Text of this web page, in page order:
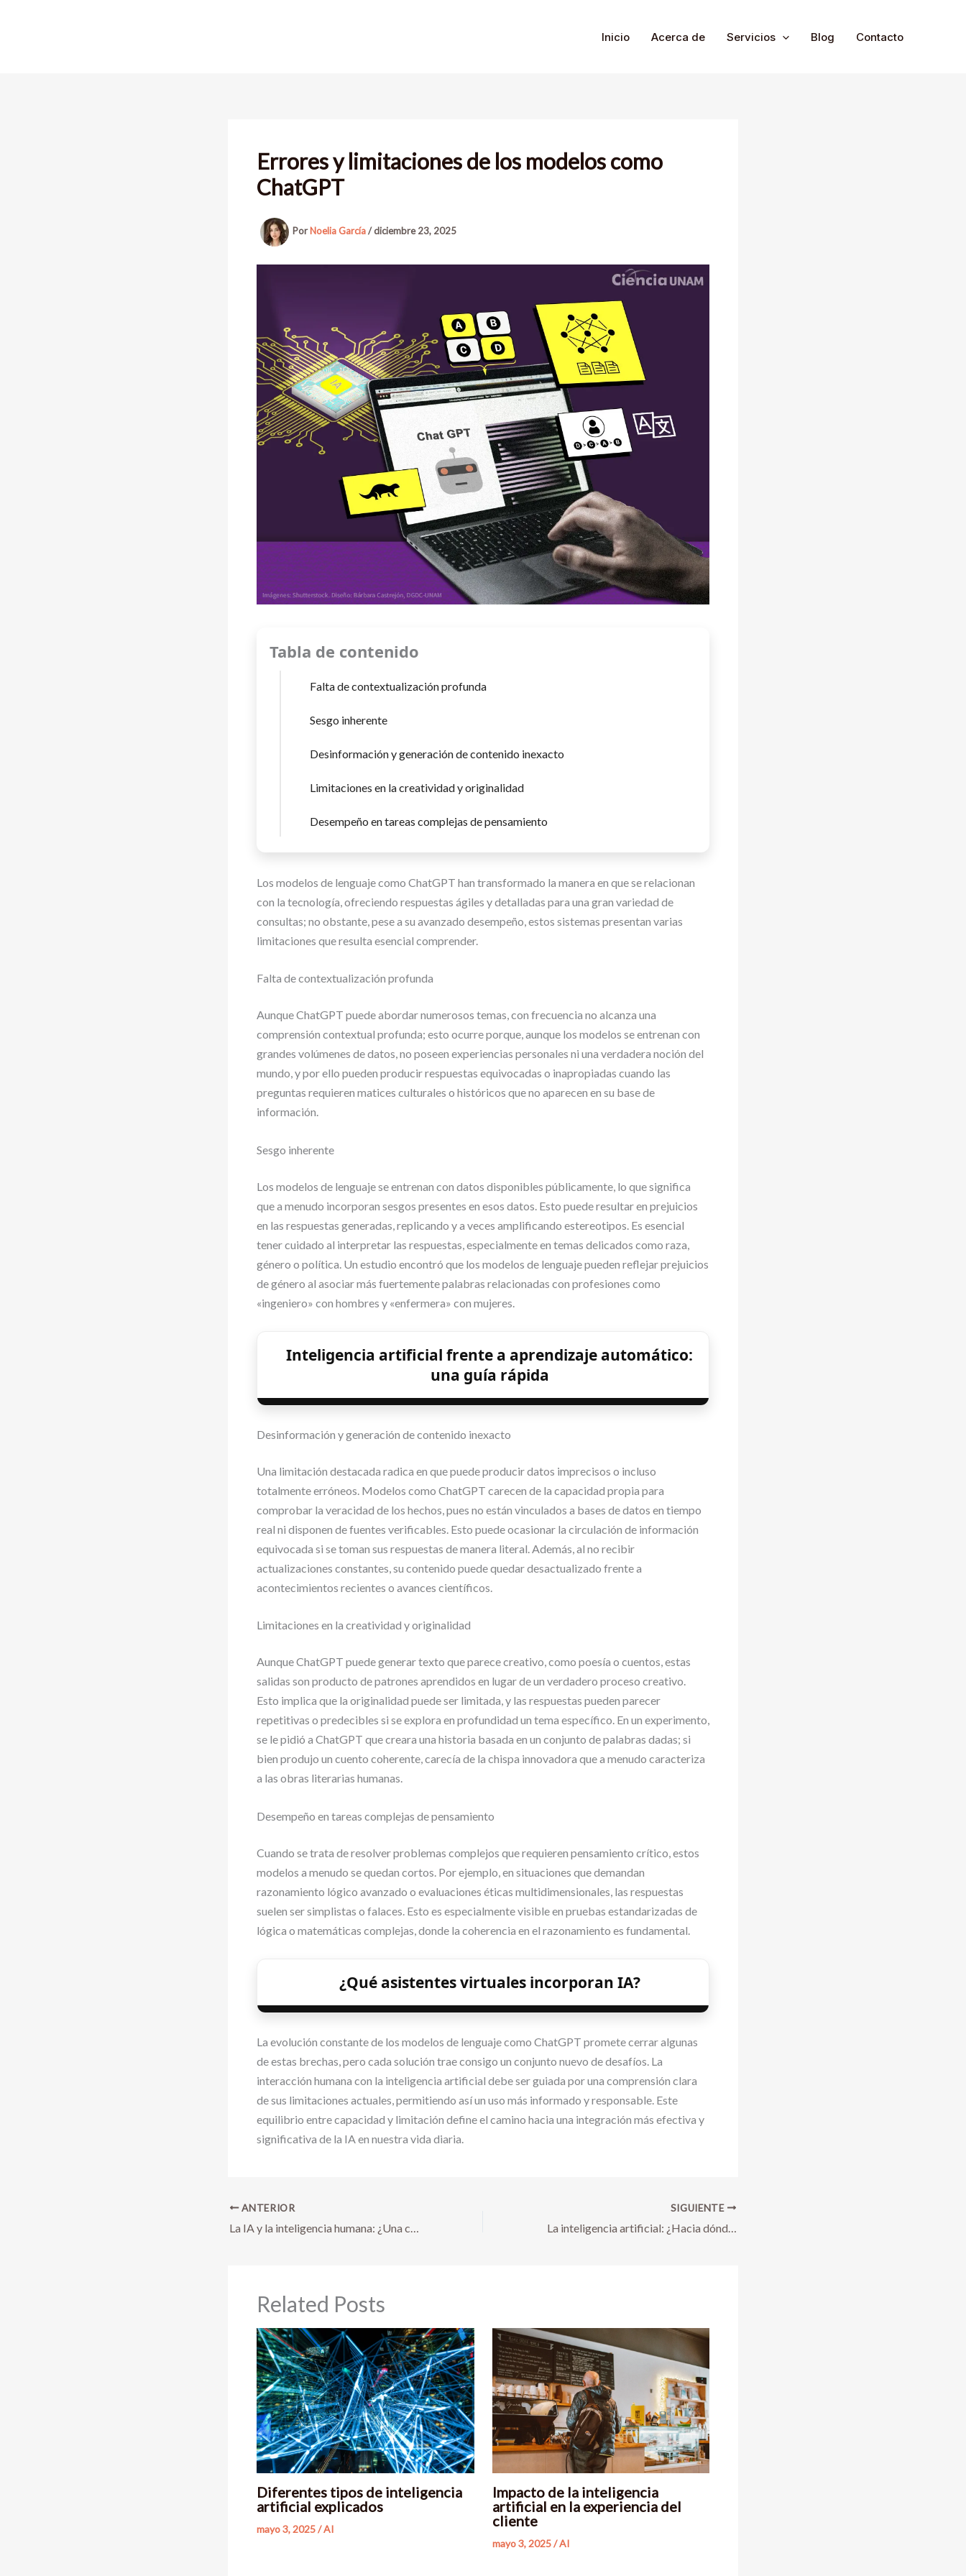
Inicio Acerca de Servicios Blog Contacto
Errores y limitaciones de los modelos como
ChatGPT
PorNoelia García/diciembre 23, 2025
Tabla de contenido
Falta de contextualización profunda
Sesgo inherente
Desinformación y generación de contenido inexacto
Limitaciones en la creatividad y originalidad
Desempeño en tareas complejas de pensamiento
Los modelos de lenguaje como ChatGPT han transformado la manera en que se relacionan
con la tecnología, ofreciendo respuestas ágiles y detalladas para una gran variedad de
consultas; no obstante, pese a su avanzado desempeño, estos sistemas presentan varias
limitaciones que resulta esencial comprender.
Falta de contextualización profunda
Aunque ChatGPT puede abordar numerosos temas, con frecuencia no alcanza una
comprensión contextual profunda; esto ocurre porque, aunque los modelos se entrenan con
grandes volúmenes de datos, no poseen experiencias personales ni una verdadera noción del
mundo, y por ello pueden producir respuestas equivocadas o inapropiadas cuando las
preguntas requieren matices culturales o históricos que no aparecen en su base de
información.
Sesgo inherente
Los modelos de lenguaje se entrenan con datos disponibles públicamente, lo que significa
que a menudo incorporan sesgos presentes en esos datos. Esto puede resultar en prejuicios
en las respuestas generadas, replicando y a veces amplificando estereotipos. Es esencial
tener cuidado al interpretar las respuestas, especialmente en temas delicados como raza,
género o política. Un estudio encontró que los modelos de lenguaje pueden reflejar prejuicios
de género al asociar más fuertemente palabras relacionadas con profesiones como
«ingeniero» con hombres y «enfermera» con mujeres.
Inteligencia artificial frente a aprendizaje automático:
una guía rápida
Desinformación y generación de contenido inexacto
Una limitación destacada radica en que puede producir datos imprecisos o incluso
totalmente erróneos. Modelos como ChatGPT carecen de la capacidad propia para
comprobar la veracidad de los hechos, pues no están vinculados a bases de datos en tiempo
real ni disponen de fuentes verificables. Esto puede ocasionar la circulación de información
equivocada si se toman sus respuestas de manera literal. Además, al no recibir
actualizaciones constantes, su contenido puede quedar desactualizado frente a
acontecimientos recientes o avances científicos.
Limitaciones en la creatividad y originalidad
Aunque ChatGPT puede generar texto que parece creativo, como poesía o cuentos, estas
salidas son producto de patrones aprendidos en lugar de un verdadero proceso creativo.
Esto implica que la originalidad puede ser limitada, y las respuestas pueden parecer
repetitivas o predecibles si se explora en profundidad un tema específico. En un experimento,
se le pidió a ChatGPT que creara una historia basada en un conjunto de palabras dadas; si
bien produjo un cuento coherente, carecía de la chispa innovadora que a menudo caracteriza
a las obras literarias humanas.
Desempeño en tareas complejas de pensamiento
Cuando se trata de resolver problemas complejos que requieren pensamiento crítico, estos
modelos a menudo se quedan cortos. Por ejemplo, en situaciones que demandan
razonamiento lógico avanzado o evaluaciones éticas multidimensionales, las respuestas
suelen ser simplistas o falaces. Esto es especialmente visible en pruebas estandarizadas de
lógica o matemáticas complejas, donde la coherencia en el razonamiento es fundamental.
¿Qué asistentes virtuales incorporan IA?
La evolución constante de los modelos de lenguaje como ChatGPT promete cerrar algunas
de estas brechas, pero cada solución trae consigo un conjunto nuevo de desafíos. La
interacción humana con la inteligencia artificial debe ser guiada por una comprensión clara
de sus limitaciones actuales, permitiendo así un uso más informado y responsable. Este
equilibrio entre capacidad y limitación define el camino hacia una integración más efectiva y
significativa de la IA en nuestra vida diaria.
ANTERIOR
La IA y la inteligencia humana: ¿Una carrera?
SIGUIENTE
La inteligencia artificial: ¿Hacia dónde va?
Related Posts
Diferentes tipos de inteligencia
artificial explicados
mayo 3, 2025/AI
Impacto de la inteligencia
artificial en la experiencia del
cliente
mayo 3, 2025/AI